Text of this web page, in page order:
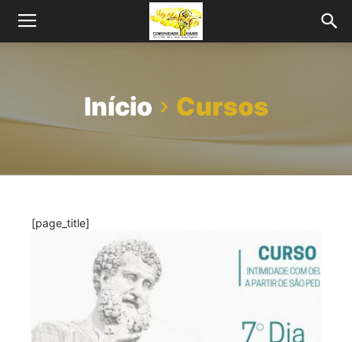
Início Cursos
[page_title]